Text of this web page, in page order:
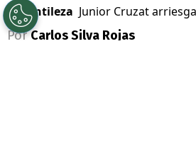
©Gentileza Junior Cruzat
Por Carlos Silva Rojas